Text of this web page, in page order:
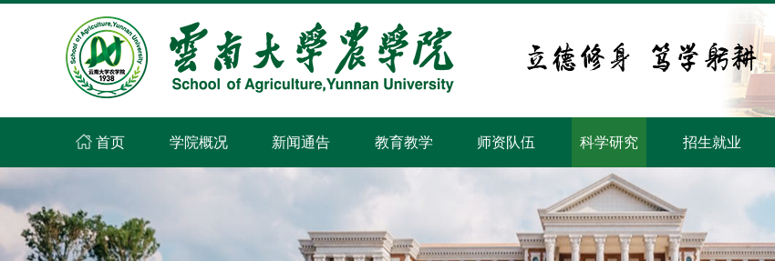
首页 学院概况 新闻通告 教育教学 师资队伍 科学研究 招生就业